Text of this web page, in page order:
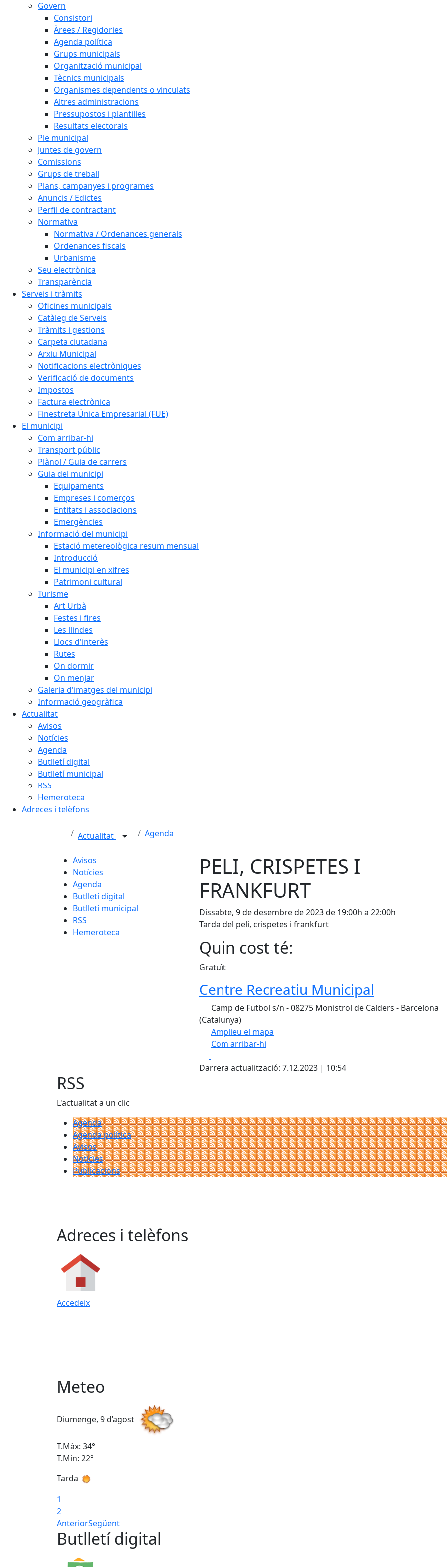
Govern
Consistori
Àrees / Regidories
Agenda política
Grups municipals
Organització municipal
Tècnics municipals
Organismes dependents o vinculats
Altres administracions
Pressupostos i plantilles
Resultats electorals
Ple municipal
Juntes de govern
Comissions
Grups de treball
Plans, campanyes i programes
Anuncis / Edictes
Perfil de contractant
Normativa
Normativa / Ordenances generals
Ordenances fiscals
Urbanisme
Seu electrònica
Transparència
Serveis i tràmits
Oficines municipals
Catàleg de Serveis
Tràmits i gestions
Carpeta ciutadana
Arxiu Municipal
Notificacions electròniques
Verificació de documents
Impostos
Factura electrònica
Finestreta Única Empresarial (FUE)
El municipi
Com arribar-hi
Transport públic
Plànol / Guia de carrers
Guia del municipi
Equipaments
Empreses i comerços
Entitats i associacions
Emergències
Informació del municipi
Estació metereològica resum mensual
Introducció
El municipi en xifres
Patrimoni cultural
Turisme
Art Urbà
Festes i fires
Les llindes
Llocs d'interès
Rutes
On dormir
On menjar
Galeria d'imatges del municipi
Informació geogràfica
Actualitat
Avisos
Notícies
Agenda
Butlletí digital
Butlletí municipal
RSS
Hemeroteca
Adreces i telèfons
Actualitat Agenda
Avisos
Notícies
Agenda
Butlletí digital
Butlletí municipal
RSS
Hemeroteca
PELI, CRISPETES I
FRANKFURT
Dissabte, 9 de desembre de 2023 de 19:00h a 22:00h
Tarda del peli, crispetes i frankfurt
Quin cost té:
Gratuït
Centre Recreatiu Municipal
Camp de Futbol s/n - 08275 Monistrol de Calders - Barcelona
(Catalunya)
Amplieu el mapa
Com arribar-hi
+
Darrera actualització: 7.12.2023 | 10:54
RSS
L'actualitat a un clic
Agenda
Agenda política
Avisos
Notícies
Publicacions
Adreces i telèfons
Accedeix
Meteo
Diumenge, 9 d’agost
T.Màx: 34°
T.Min: 22°
Tarda
1
2
AnteriorSegüent
Butlletí digital